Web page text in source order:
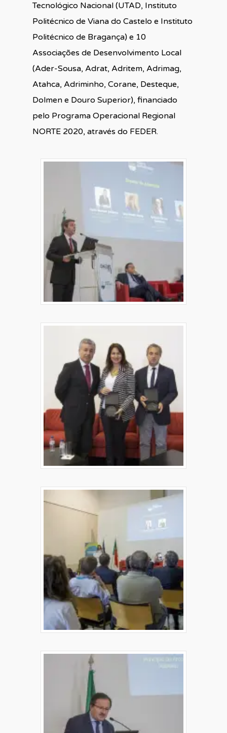
Tecnológico Nacional (UTAD, Instituto
Politécnico de Viana do Castelo e Instituto
Politécnico de Bragança) e 10
Associações de Desenvolvimento Local
(Ader-Sousa, Adrat, Adritem, Adrimag,
Atahca, Adriminho, Corane, Desteque,
Dolmen e Douro Superior), financiado
pelo Programa Operacional Regional
NORTE 2020, através do FEDER.